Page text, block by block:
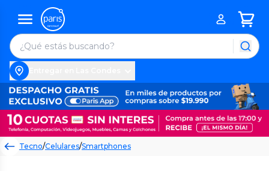
Tecno/Celulares/Smartphones